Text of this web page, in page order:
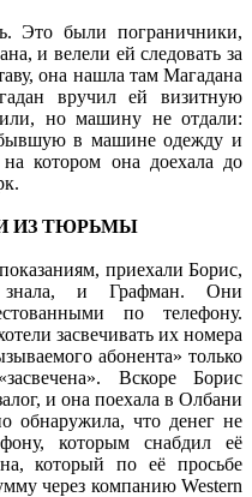
Это были пограничники,
и велели ей следовать за
она нашла там Магадана
вручил ей визитную
но машину не отдали:
в машине одежду и
котором она доехала до
ИЗ ТЮРЬМЫ
приехали Борис,
и Графман. Они
по телефону.
засвечивать их номера
абонента» только
Вскоре Борис
и она поехала в Олбани
обнаружила, что денег не
которым снабдил её
который по её просьбе
через компанию Western